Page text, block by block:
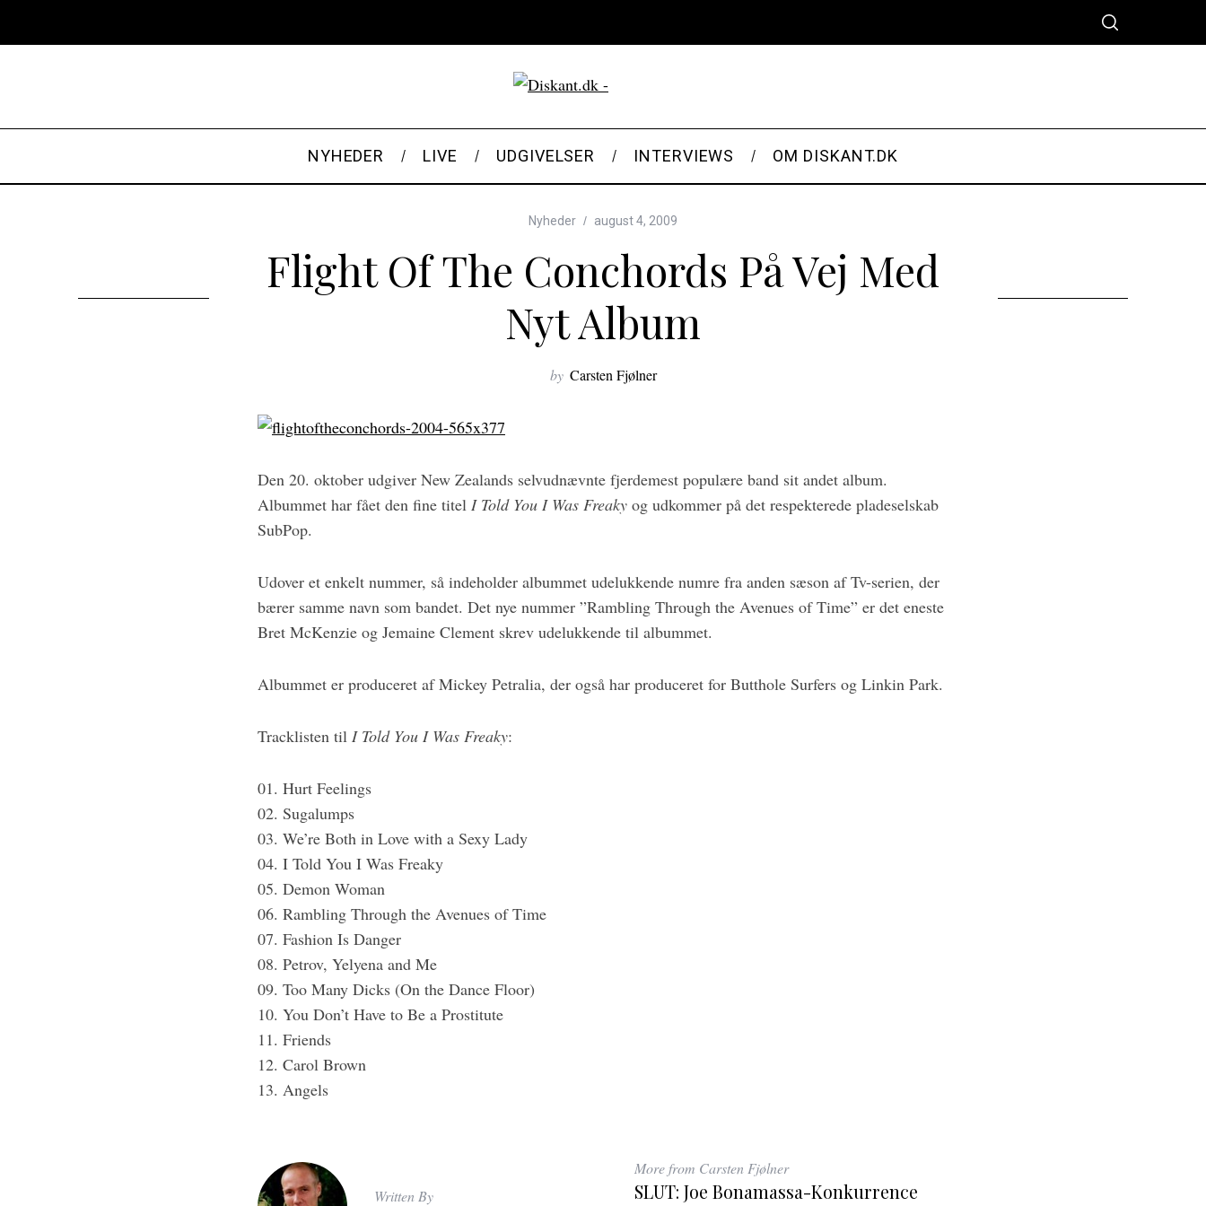
NYHEDER LIVE UDGIVELSER INTERVIEWS OM DISKANT.DK
Nyheder august 4, 2009
Flight Of The Conchords På Vej Med
Nyt Album
by Carsten Fjølner
Den 20. oktober udgiver New Zealands selvudnævnte fjerdemest populære band sit andet album.
Albummet har fået den fine titel I Told You I Was Freaky og udkommer på det respekterede pladeselskab
SubPop.
Udover et enkelt nummer, så indeholder albummet udelukkende numre fra anden sæson af Tv-serien, der
bærer samme navn som bandet. Det nye nummer ”Rambling Through the Avenues of Time” er det eneste
Bret McKenzie og Jemaine Clement skrev udelukkende til albummet.
Albummet er produceret af Mickey Petralia, der også har produceret for Butthole Surfers og Linkin Park.
Tracklisten til I Told You I Was Freaky:
01. Hurt Feelings
02. Sugalumps
03. We’re Both in Love with a Sexy Lady
04. I Told You I Was Freaky
05. Demon Woman
06. Rambling Through the Avenues of Time
07. Fashion Is Danger
08. Petrov, Yelyena and Me
09. Too Many Dicks (On the Dance Floor)
10. You Don’t Have to Be a Prostitute
11. Friends
12. Carol Brown
13. Angels
Written By
More from Carsten Fjølner
SLUT: Joe Bonamassa-Konkurrence